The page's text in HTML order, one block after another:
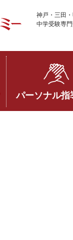
神戸・三田
中学受験専
パーソナル指